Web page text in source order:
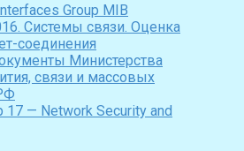
Group MIB
Системы связи. Оценка
соединения
Министерства
связи и массовых
17 — Network Security and